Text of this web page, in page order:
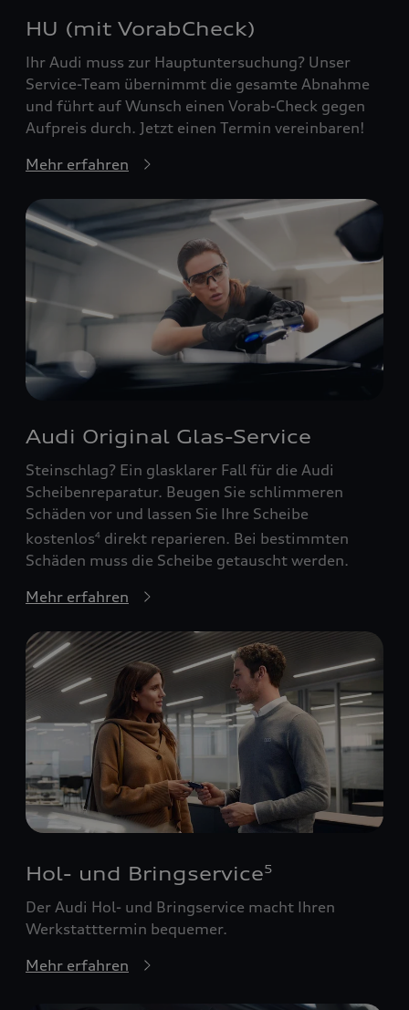
HU (mit VorabCheck)
Ihr Audi muss zur Hauptuntersuchung? Unser
Service-Team übernimmt die gesamte Abnahme
und führt auf Wunsch einen Vorab-Check gegen
Aufpreis durch. Jetzt einen Termin vereinbaren!
Mehr erfahren
Audi Original Glas-Service
Steinschlag? Ein glasklarer Fall für die Audi
Scheibenreparatur. Beugen Sie schlimmeren
Schäden vor und lassen Sie Ihre Scheibe
kostenlos4 direkt reparieren. Bei bestimmten
Schäden muss die Scheibe getauscht werden.
Mehr erfahren
Hol- und Bringservice5
Der Audi Hol- und Bringservice macht Ihren
Werkstatttermin bequemer.
Mehr erfahren